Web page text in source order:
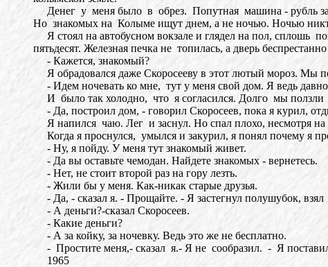
Денег у меня было в обрез. Попутная машина - рубль за
Но знакомых на Колыме ищут днем, а не ночью. Ночью
Я стоял на автобусном вокзале и глядел на пол, сплошь
пятьдесят. Железная печка не топилась, а дверь
- Кажется, знакомый?
Я обрадовался даже Скоросееву в этот лютый мороз. Мы
- Идем ночевать ко мне, тут у меня свой дом. Я ведь
И было так холодно, что я согласился. Долго мы ползли
- Да, построил дом, - говорил Скоросеев, пока я курил,
Я напился чаю. Лег и заснул. Но спал плохо, несмотря
Когда я проснулся, умылся и закурил, я понял почему я
- Ну, я пойду. У меня тут знакомый живет.
- Да вы оставьте чемодан. Найдете знакомых - вернетесь.
- Нет, не стоит второй раз на гору лезть.
- Жили бы у меня. Как-никак старые друзья.
- Да, - сказал я. - Прощайте. - Я застегнул полушубок,
- А деньги?-сказал Скоросеев.
- Какие деньги?
- А за койку, за ночевку. Ведь это же не бесплатно.
- Простите меня,- сказал я.- Я не сообразил. - Я
1965